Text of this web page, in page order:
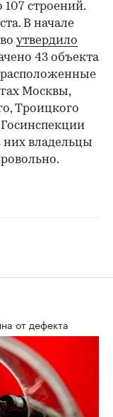
строений.
В начале
утвердило
43 объекта
Москвы,
Троицкого
них владельцы
от дефекта